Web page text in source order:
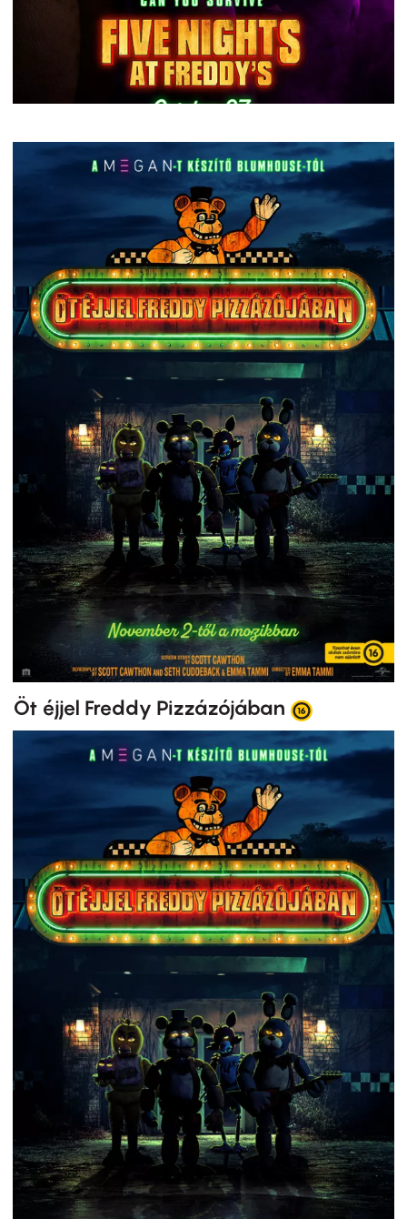
Öt éjjel Freddy Pizzázójában